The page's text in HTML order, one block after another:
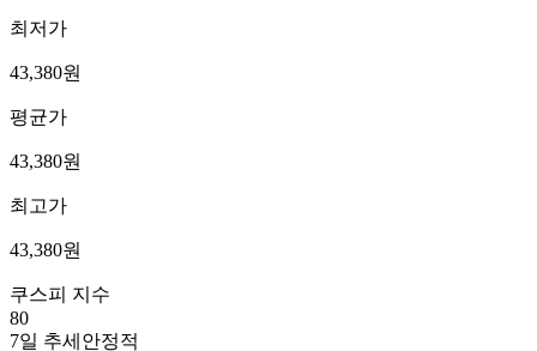
최저가
43,380원
평균가
43,380원
최고가
43,380원
쿠스피 지수
80
7일 추세 안정적